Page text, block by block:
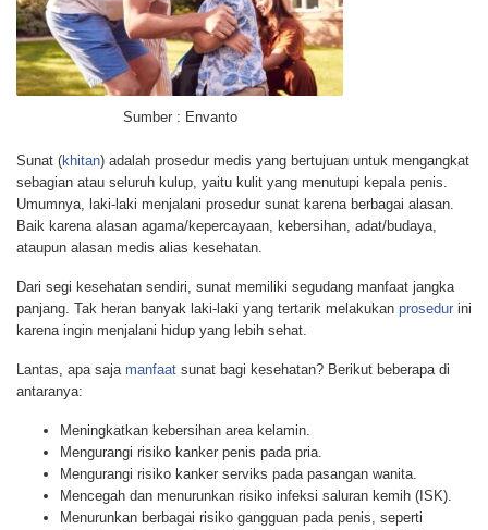
Sumber : Envanto
Sunat (khitan) adalah prosedur medis yang bertujuan untuk mengangkat
sebagian atau seluruh kulup, yaitu kulit yang menutupi kepala penis.
Umumnya, laki-laki menjalani prosedur sunat karena berbagai alasan.
Baik karena alasan agama/kepercayaan, kebersihan, adat/budaya,
ataupun alasan medis alias kesehatan.
Dari segi kesehatan sendiri, sunat memiliki segudang manfaat jangka
panjang. Tak heran banyak laki-laki yang tertarik melakukan prosedur ini
karena ingin menjalani hidup yang lebih sehat.
Lantas, apa saja manfaat sunat bagi kesehatan? Berikut beberapa di
antaranya:
Meningkatkan kebersihan area kelamin.
Mengurangi risiko kanker penis pada pria.
Mengurangi risiko kanker serviks pada pasangan wanita.
Mencegah dan menurunkan risiko infeksi saluran kemih (ISK).
Menurunkan berbagai risiko gangguan pada penis, seperti